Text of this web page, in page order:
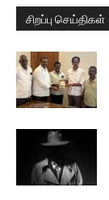
சிறப்பு செய்திகள்